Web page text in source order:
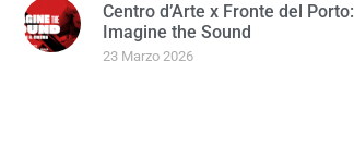
Centro d’Arte x Fronte del Porto:
Imagine the Sound
23 Marzo 2026